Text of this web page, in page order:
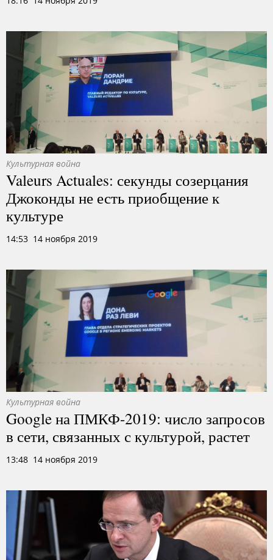
Культурная война
Valeurs Actuales: секунды созерцания
Джоконды не есть приобщение к
культуре
14:53 14 ноября 2019
Культурная война
Google на ПМКФ-2019: число запросов
в сети, связанных с культурой, растет
13:48 14 ноября 2019